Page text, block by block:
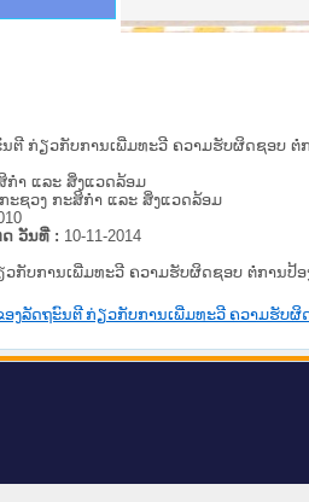
ນນ
ນຕີ ກ່ຽວກັບການເພີ່ມທະວີ ຄວາມຮັບຜິດຊອບ
ກຳ ແລະ ສິ່ງແວດລ້ອມ
ກະຊວງ ກະສິກຳ ແລະ ສິ່ງແວດລ້ອມ
ວັນທີ່ : 10-11-2014
ວກັບການເພີ່ມທະວີ ຄວາມຮັບຜິດຊອບ ຕໍ່ການ
ອງລັດຖະົນຕີ ກ່ຽວກັບການເພີ່ມທະວີ ຄວາມຮັບ